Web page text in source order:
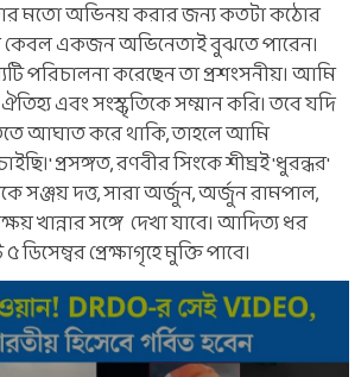
মতো অভিনয় করার জন্য কতটা কঠোর
কেবল একজন অভিনেতাই বুঝতে পারেন।
পরিচালনা করেছেন তা প্রশংসনীয়। আমি
এবং সংস্কৃতিকে সম্মান করি। তবে যদি
আঘাত করে থাকি, তাহলে আমি
প্রসঙ্গত, রণবীর সিংকে শীঘ্রই 'ধুরন্ধর'
সঞ্জয় দত্ত, সারা অর্জুন, অর্জুন রামপাল,
খান্নার সঙ্গে দেখা যাবে। আদিত্য ধর
প্রেক্ষাগৃহে মুক্তি পাবে।